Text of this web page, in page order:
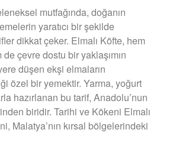
mutfağında, doğanın
yaratıcı bir şekilde
dikkat çeker. Elmalı Köfte, hem
çevre dostu bir yaklaşımın
düşen ekşi elmaların
özel bir yemektir. Yarma, yoğurt
hazırlanan bu tarif, Anadolu’nun
biridir. Tarihi ve Kökeni Elmalı
Malatya’nın kırsal bölgelerindeki